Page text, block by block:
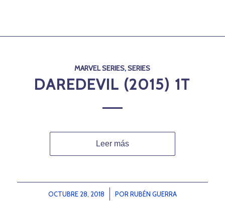
MARVEL SERIES,SERIES
DAREDEVIL (2015) 1T
Leer más
OCTUBRE 28, 2018
/ POR RUBÉN GUERRA